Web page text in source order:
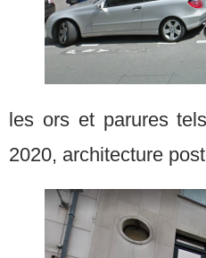
les ors et parures
2020, architecture